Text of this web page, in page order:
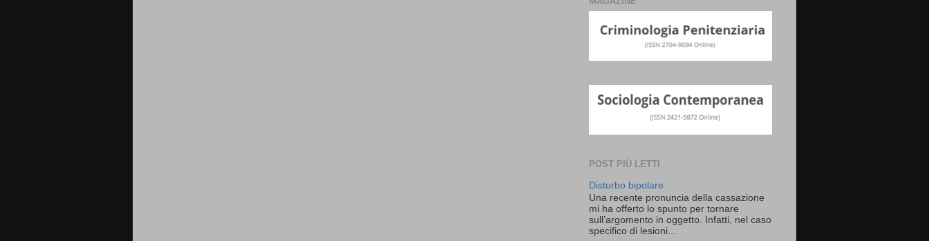
POST PIÙ LETTI
Disturbo bipolare
Una recente pronuncia della cassazione
mi ha offerto lo spunto per tornare
sull’argomento in oggetto. Infatti, nel caso
specifico di lesioni...